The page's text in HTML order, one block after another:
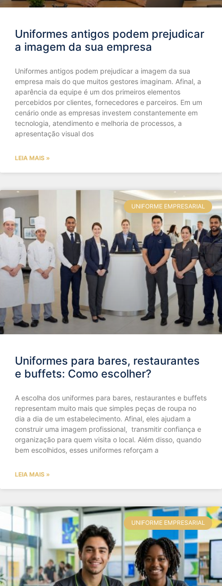
Uniformes antigos podem prejudicar
a imagem da sua empresa
Uniformes antigos podem prejudicar a imagem da sua
empresa mais do que muitos gestores imaginam. Afinal, a
aparência da equipe é um dos primeiros elementos
percebidos por clientes, fornecedores e parceiros. Em um
cenário onde as empresas investem constantemente em
tecnologia, atendimento e melhoria de processos, a
apresentação visual dos
LEIA MAIS »
UNIFORME EMPRESARIAL
Uniformes para bares, restaurantes
e buffets: Como escolher?
A escolha dos uniformes para bares, restaurantes e buffets
representam muito mais que simples peças de roupa no
dia a dia de um estabelecimento. Afinal, eles ajudam a
construir uma imagem profissional, transmitir confiança e
organização para quem visita o local. Além disso, quando
bem escolhidos, esses uniformes reforçam a
LEIA MAIS »
UNIFORME EMPRESARIAL